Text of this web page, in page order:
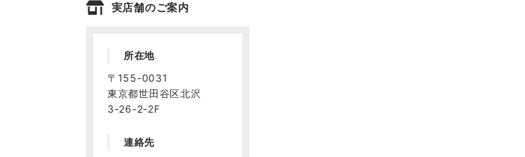
実店舗のご案内
所在地
〒155-0031
東京都世田谷区北沢
3-26-2-2F
連絡先